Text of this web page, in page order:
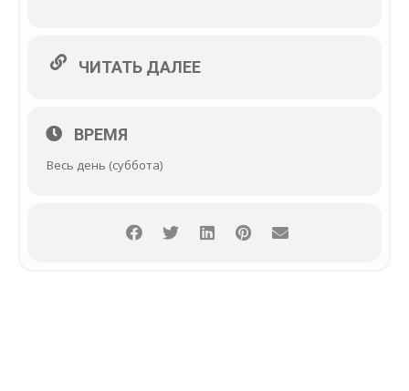
ЧИТАТЬ ДАЛЕЕ
ВРЕМЯ
Весь день (суббота)